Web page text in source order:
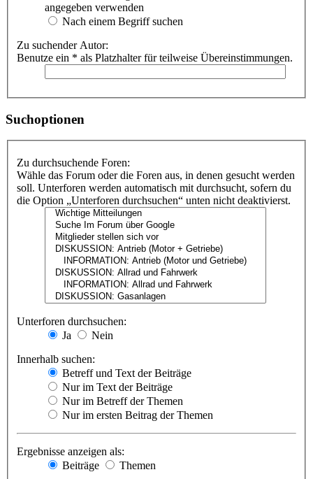
angegeben verwenden
Nach einem Begriff suchen
Zu suchender Autor:
Benutze ein * als Platzhalter für teilweise Übereinstimmungen.
Suchoptionen
Zu durchsuchende Foren:
Wähle das Forum oder die Foren aus, in denen gesucht werden
soll. Unterforen werden automatisch mit durchsucht, sofern du
die Option „Unterforen durchsuchen“ unten nicht deaktivierst.
Unterforen durchsuchen:
Ja
Nein
Innerhalb suchen:
Betreff und Text der Beiträge
Nur im Text der Beiträge
Nur im Betreff der Themen
Nur im ersten Beitrag der Themen
Ergebnisse anzeigen als:
Beiträge
Themen